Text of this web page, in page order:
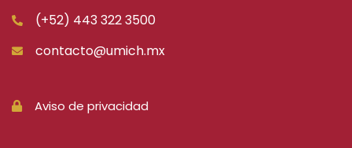
(+52) 443 322 3500
contacto@umich.mx
Aviso de privacidad